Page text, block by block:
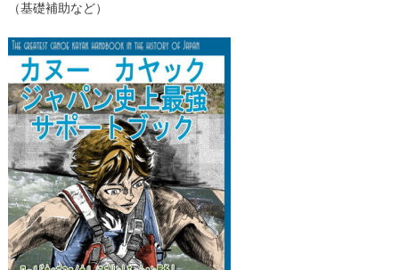
（基礎補助など）